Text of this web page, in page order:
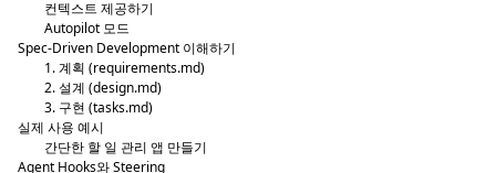
컨텍스트 제공하기
Autopilot 모드
Spec-Driven Development 이해하기
1. 계획 (requirements.md)
2. 설계 (design.md)
3. 구현 (tasks.md)
실제 사용 예시
간단한 할 일 관리 앱 만들기
Agent Hooks와 Steering